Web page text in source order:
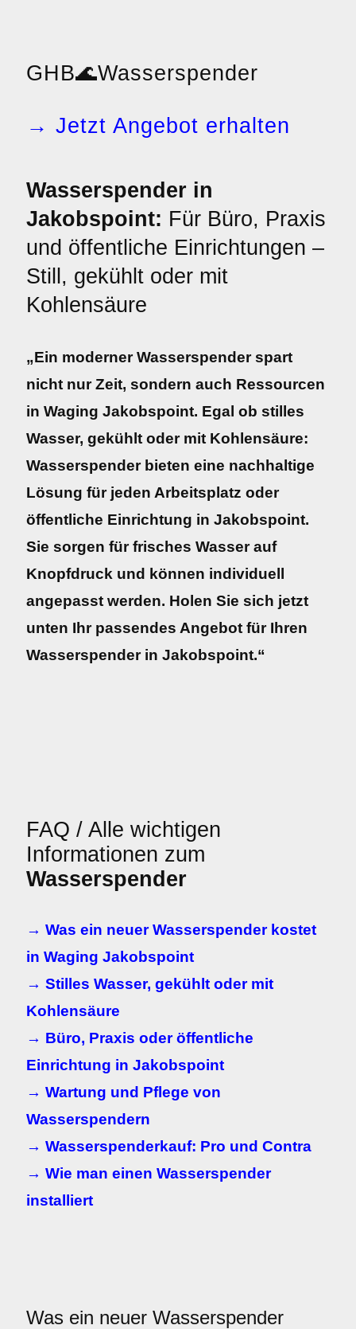
GHB🌊Wasserspender
→ Jetzt Angebot erhalten
Wasserspender in
Jakobspoint: Für Büro, Praxis
und öffentliche Einrichtungen –
Still, gekühlt oder mit
Kohlensäure
„Ein moderner Wasserspender spart
nicht nur Zeit, sondern auch Ressourcen
in Waging Jakobspoint. Egal ob stilles
Wasser, gekühlt oder mit Kohlensäure:
Wasserspender bieten eine nachhaltige
Lösung für jeden Arbeitsplatz oder
öffentliche Einrichtung in Jakobspoint.
Sie sorgen für frisches Wasser auf
Knopfdruck und können individuell
angepasst werden. Holen Sie sich jetzt
unten Ihr passendes Angebot für Ihren
Wasserspender in Jakobspoint.“
FAQ / Alle wichtigen
Informationen zum
Wasserspender
→ Was ein neuer Wasserspender kostet
in Waging Jakobspoint
→ Stilles Wasser, gekühlt oder mit
Kohlensäure
→ Büro, Praxis oder öffentliche
Einrichtung in Jakobspoint
→ Wartung und Pflege von
Wasserspendern
→ Wasserspenderkauf: Pro und Contra
→ Wie man einen Wasserspender
installiert
Was ein neuer Wasserspender